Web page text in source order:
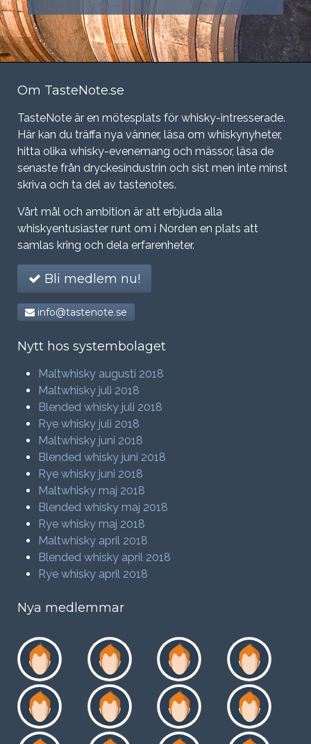
Om TasteNote.se
TasteNote är en mötesplats för whisky-intresserade.
Här kan du träffa nya vänner, läsa om whiskynyheter,
hitta olika whisky-evenemang och mässor, läsa de
senaste från dryckesindustrin och sist men inte minst
skriva och ta del av tastenotes.
Vårt mål och ambition är att erbjuda alla
whiskyentusiaster runt om i Norden en plats att
samlas kring och dela erfarenheter.
Bli medlem nu!
info@tastenote.se
Nytt hos systembolaget
Maltwhisky augusti 2018
Maltwhisky juli 2018
Blended whisky juli 2018
Rye whisky juli 2018
Maltwhisky juni 2018
Blended whisky juni 2018
Rye whisky juni 2018
Maltwhisky maj 2018
Blended whisky maj 2018
Rye whisky maj 2018
Maltwhisky april 2018
Blended whisky april 2018
Rye whisky april 2018
Nya medlemmar